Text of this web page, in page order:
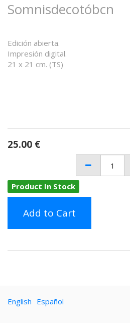
Somnisdecotóbcn
Edición abierta.
Impresión digital.
21 x 21 cm. (TS)
25.00 €
Product In Stock
Add to Cart
English Español